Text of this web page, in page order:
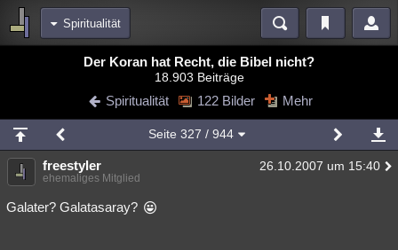
Spiritualität
Blogs Videos
Chat Wiki Neuigkeiten
meine Rubriken
Menschen Wissenschaft Mystery Kriminalfälle
Spiritualität Verschwörungen
Der Koran hat Recht, die Bibel nicht?
18.903 Beiträge
Spiritualität 122 Bilder Mehr
Seite 327 / 944
freestyler 26.10.2007 um 15:40
ehemaliges Mitglied
Galater? Galatasaray?